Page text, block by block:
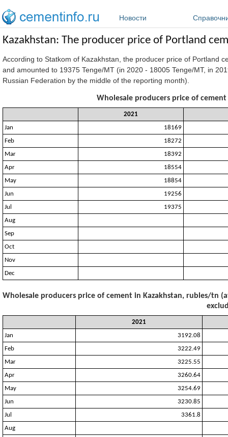
Новости
Kazakhstan: The producer price of Portland
According to Statkom of Kazakhstan, the producer price of Portland
and amounted to 19375 Tenge/MT (in 2020 - 18005 Tenge/MT, in
Russian Federation by the middle of the reporting month).
Wholesale producers price of
2021
Jan
18169
Feb
18272
Mar
18392
Apr
18554
May
18854
Jun
19256
Jul
19375
Aug
Sep
Oct
Nov
Dec
Wholesale producers price of cement in Kazakhstan, rubles/tn
2021
Jan
3192.08
Feb
3222.49
Mar
3225.55
Apr
3260.64
May
3254.69
Jun
3230.85
Jul
3361.8
Aug